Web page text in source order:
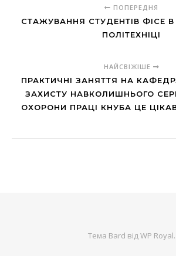
ПОПЕРЕДНЯ
СТАЖУВАННЯ СТУДЕНТІВ ФІСЕ В
ПОЛІТЕХНІЦІ
НАЙСВІЖІШЕ
ПРАКТИЧНІ ЗАНЯТТЯ НА
ЗАХИСТУ НАВКОЛИШНЬОГО
ОХОРОНИ ПРАЦІ КНУБА ЦЕ
Тема Bard відWP Royal.